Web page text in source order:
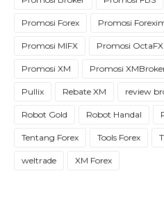
Promosi Forex Promosi
Promosi MIFX Promosi OctaFX
Promosi XM Promosi
Pullix Rebate XM review
Robot Gold Robot Handal
Tentang Forex Tools Forex
weltrade XM Forex